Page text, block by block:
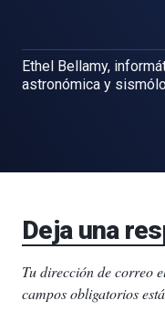
Ethel Bellamy,
astronómica y
Deja una
Tu dirección de correo
campos obligatorios